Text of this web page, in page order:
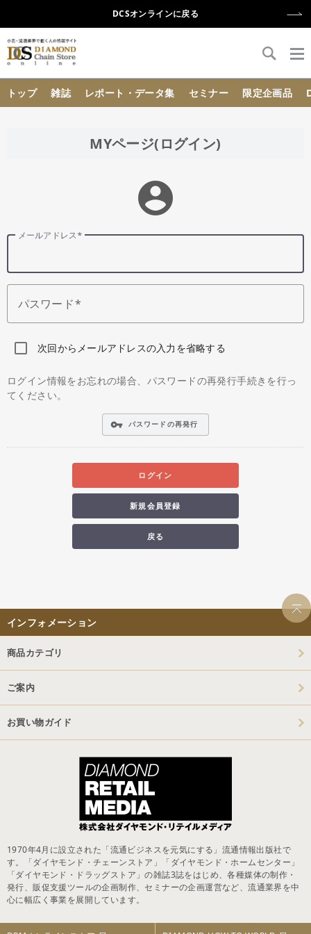
DCSオンラインに戻る
トップ 雑誌 レポート・データ集 セミナー 限定企画品
MYページ(ログイン)
account_circle
メールアドレス
パスワード
次回からメールアドレスの入力を省略する
ログイン情報をお忘れの場合、パスワードの再発行手続きを行っ
てください。
vpn_key パスワードの再発行
ログイン
新規会員登録
戻る
インフォメーション
商品カテゴリ
ご案内
お買い物ガイド
1970年4月に設立された「流通ビジネスを元気にする」流通情報出版社で
す。「ダイヤモンド・チェーンストア」「ダイヤモンド・ホームセンター」
「ダイヤモンド・ドラッグストア」の雑誌3誌をはじめ、各種媒体の制作・
発行、販促支援ツールの企画制作、セミナーの企画運営など、流通業界を中
心に幅広く事業を展開しています。